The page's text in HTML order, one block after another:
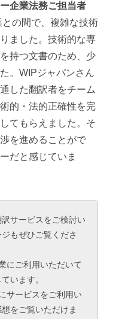
企業法務ご担当者
の間で、複雑な技術
ました。技術的な専
持つ文書のため、少
。WIPジャパンさん
した翻訳者をチーム
的・法的正確性を完
てもらえました。そ
を進めることがで
だと感じていま
サービスをご検討い
もぜひご覧くださ
にご利用いただいて
います。
サービスをご利用い
をご覧いただけま